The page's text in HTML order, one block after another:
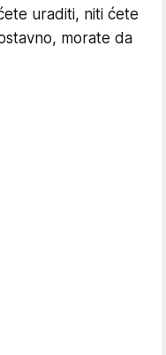
uraditi, niti ćete
morate da